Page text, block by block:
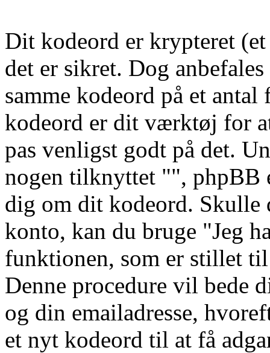
Dit kodeord er krypteret
det er sikret. Dog
samme kodeord på et
kodeord er dit værktøj for
pas venligst godt på det.
nogen tilknyttet "", phpBB
dig om dit kodeord. Skulle
konto, kan du bruge "Jeg
funktionen, som er stillet
Denne procedure vil bede
og din emailadresse,
et nyt kodeord til at få